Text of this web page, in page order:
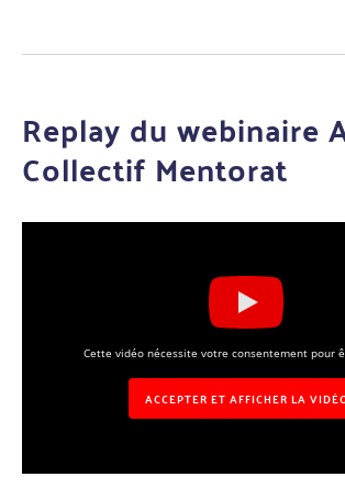
Replay du webinaire
Collectif Mentorat
Cette vidéo nécessite votre consentement pour
ACCEPTER ET AFFICHER LA